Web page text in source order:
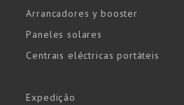
Arrancadores y booster
Paneles solares
Centrais eléctricas portáteis
Expedição